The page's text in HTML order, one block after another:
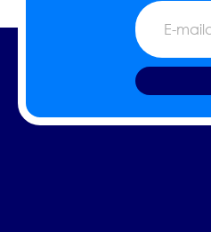
E-
mailadres